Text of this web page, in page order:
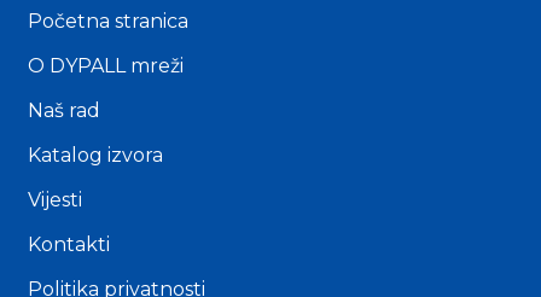
Početna stranica
O DYPALL mreži
Naš rad
Katalog izvora
Vijesti
Kontakti
Politika privatnosti